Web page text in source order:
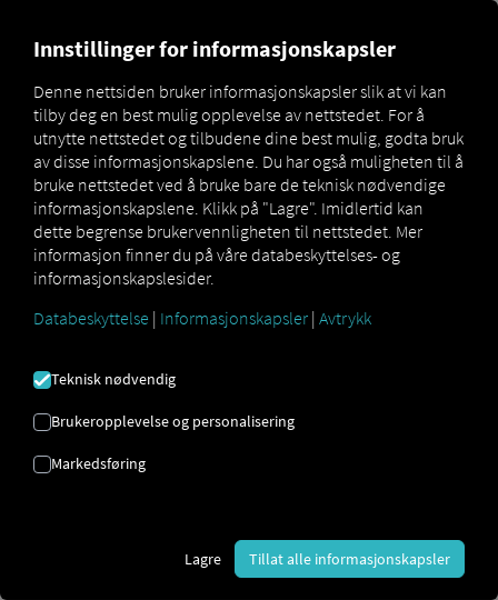
Marketplace Connectors Volvo Connect How to
VOLVO
ONBOARDING
Steg-for-steg-instruksjoner for å
koble til.
Innstillinger for informasjonskapsler
Denne nettsiden bruker informasjonskapsler slik at vi kan
tilby deg en best mulig opplevelse av nettstedet. For å
utnytte nettstedet og tilbudene dine best mulig, godta bruk
av disse informasjonskapslene. Du har også muligheten til å
bruke nettstedet ved å bruke bare de teknisk nødvendige
informasjonskapslene. Klikk på "Lagre". Imidlertid kan
dette begrense brukervennligheten til nettstedet. Mer
informasjon finner du på våre databeskyttelses- og
informasjonskapslesider.
Databeskyttelse | Informasjonskapsler | Avtrykk
Teknisk nødvendig
Brukeropplevelse og personalisering
Markedsføring
Lagre Tillat alle informasjonskapsler